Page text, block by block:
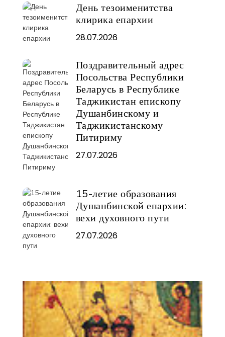
День тезоименитства
клирика епархии
28.07.2026
Поздравительный адрес
Посольства Республики
Беларусь в Республике
Таджикистан епископу
Душанбинскому и
Таджикистанскому
Питириму
27.07.2026
15-летие образования
Душанбинской епархии:
вехи духовного пути
27.07.2026